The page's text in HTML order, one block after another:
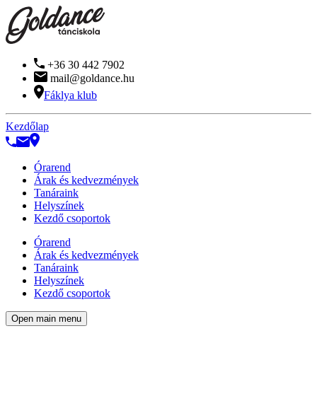
+36 30 442 7902
mail@goldance.hu
Fáklya klub
Kezdőlap
Órarend
Árak és kedvezmények
Tanáraink
Helyszínek
Kezdő csoportok
Órarend
Árak és kedvezmények
Tanáraink
Helyszínek
Kezdő csoportok
Open main menu